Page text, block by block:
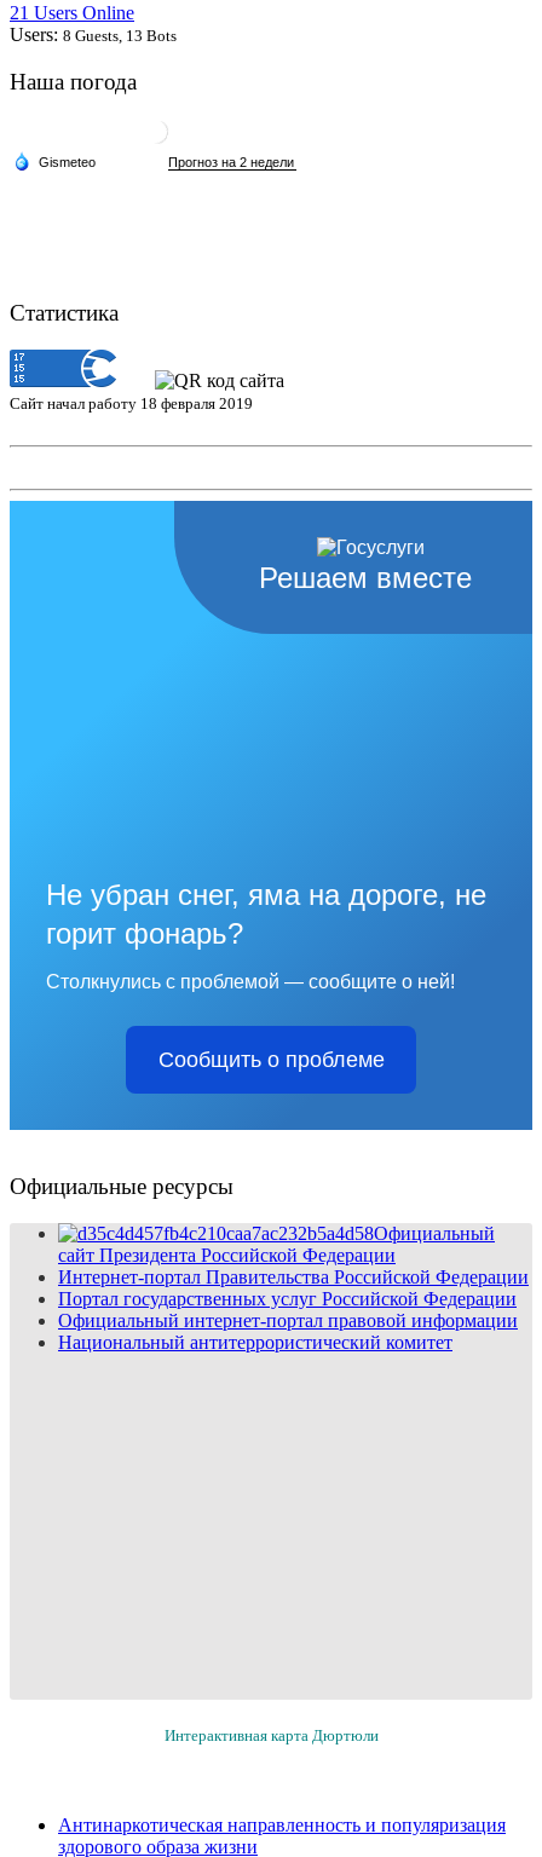
21 Users Online
Users: 8 Guests, 13 Bots
Наша погода
Статистика
Сайт начал работу 18 февраля 2019
Решаем вместе
Не убран снег, яма на дороге, не
горит фонарь?
Столкнулись с проблемой — сообщите о ней!
Сообщить о проблеме
Официальные ресурсы
Официальный
сайт Президента Российской Федерации
Интернет-портал Правительства Российской Федерации
Портал государственных услуг Российской Федерации
Официальный интернет-портал правовой информации
Национальный антитеррористический комитет
Интерактивная карта Дюртюли
Антинаркотическая направленность и популяризация
здорового образа жизни